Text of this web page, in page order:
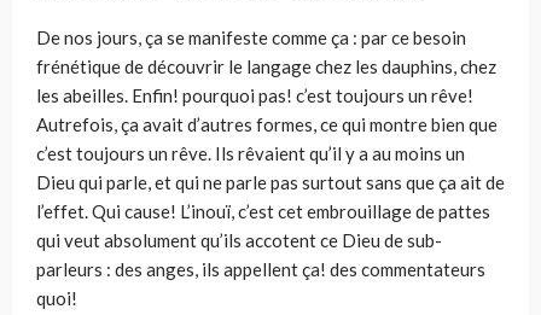
De nos jours, ça se manifeste comme ça : par ce besoin
frénétique de découvrir le langage chez les dauphins, chez
les abeilles. Enfin! pourquoi pas! c’est toujours un rêve!
Autrefois, ça avait d’autres formes, ce qui montre bien que
c’est toujours un rêve. Ils rêvaient qu’il y a au moins un
Dieu qui parle, et qui ne parle pas surtout sans que ça ait de
l’effet. Qui cause! L’inouï, c’est cet embrouillage de pattes
qui veut absolument qu’ils accotent ce Dieu de sub-
parleurs : des anges, ils appellent ça! des commentateurs
quoi!